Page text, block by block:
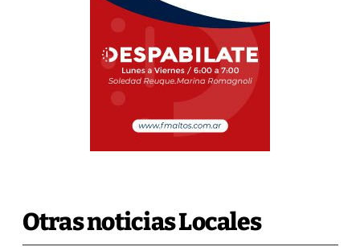
Otras noticias Locales